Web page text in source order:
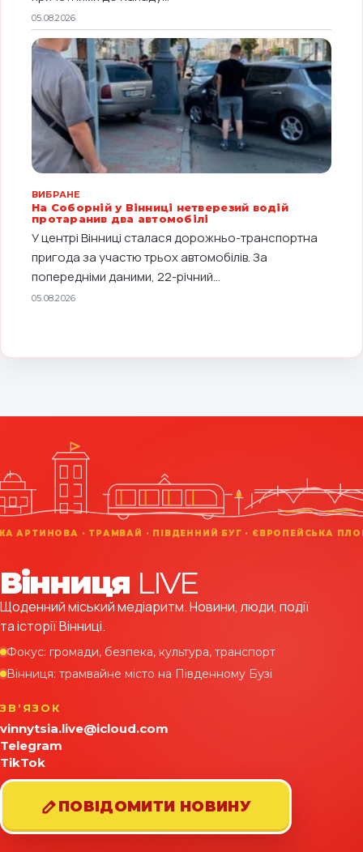
Вінниця LIVE
Щоденний міський медіаритм. Новини, люди, події
та історії Вінниці.
Фокус: громади, безпека, культура, транспорт
Вінниця: трамвайне місто на Південному Бузі
ЗВʼЯЗОК
vinnytsia.live@icloud.com
Telegram
TikTok
ПОВІДОМИТИ НОВИНУ